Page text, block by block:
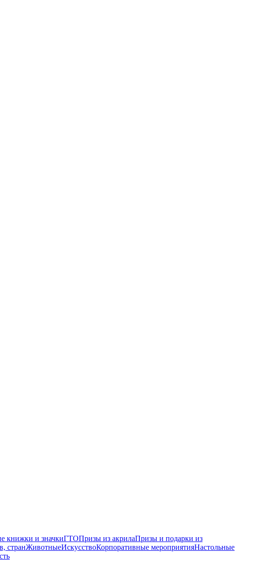
книжки и значкиГТОПризы из акрилаПризы и подарки из
странЖивотныеИскусствоКорпоративные мероприятияНастольные